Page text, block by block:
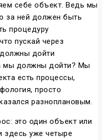
себе объект. Ведь мы
за ней должен быть
процедуру
пускай через
дойти
мы должны дойти? Мы
есть процессы,
просто
разноплановым.
это один объект или
здесь уже четыре